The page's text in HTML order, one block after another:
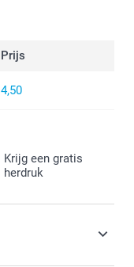
Prijs
4,50
Krijg een gratis
herdruk